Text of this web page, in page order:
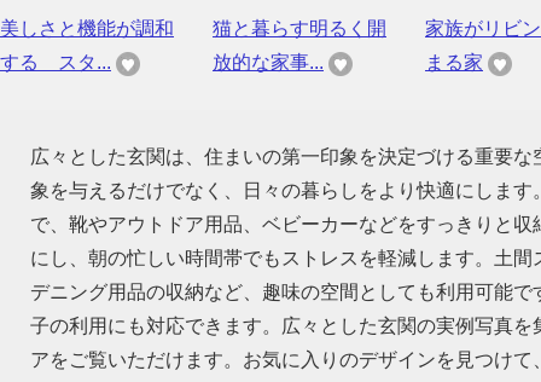
美しさと機能が調和
する スタ...
猫と暮らす明るく開
放的な家事...
家族がリビ
まる家
広々とした玄関は、住まいの第一印象を決定づける重要
象を与えるだけでなく、日々の暮らしをより快適にしま
で、靴やアウトドア用品、ベビーカーなどをすっきりと
にし、朝の忙しい時間帯でもストレスを軽減します。土
デニング用品の収納など、趣味の空間としても利用可能
子の利用にも対応できます。広々とした玄関の実例写真
アをご覧いただけます。お気に入りのデザインを見つけ